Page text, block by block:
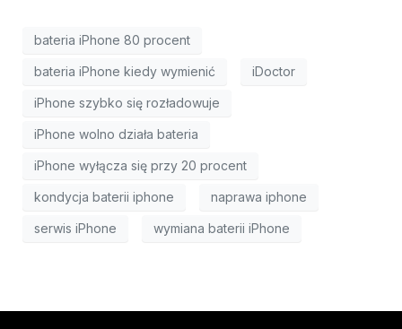
bateria iPhone 80 procent
bateria iPhone kiedy wymienić iDoctor
iPhone szybko się rozładowuje
iPhone wolno działa bateria
iPhone wyłącza się przy 20 procent
kondycja baterii iphone naprawa iphone
serwis iPhone wymiana baterii iPhone